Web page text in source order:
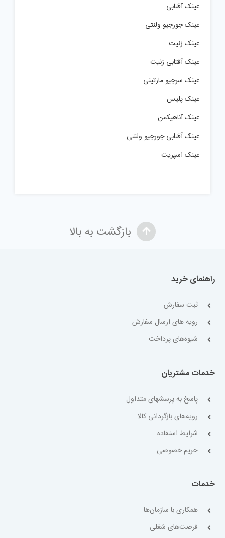
عینک آفتابی
عینک جورجیو ولنتی
عینک زنیت
عینک آفتابی زنیت
عینک سرجیو مارتینی
عینک پلیس
عینک آناهیکمن
عینک آفتابی جورجیو ولنتی
عینک اسپریت
بازگشت به بالا
راهنمای خرید
ثبت سفارش
رویه های ارسال سفارش
شیوه‌های پرداخت
خدمات مشتریان
پاسخ به پرسشهای متداول
رویه‌های بازگردانی کالا
شرایط استفاده
حریم خصوصی
خدمات
همکاری با سازمان‌ها
فرصت‌های شغلی